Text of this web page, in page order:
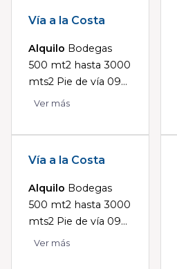
Vía a la Costa
Alquilo Bodegas
500 mt2 hasta 3000
mts2 Pie de vía 09...
Ver más
Vía a la Costa
Alquilo Bodegas
500 mt2 hasta 3000
mts2 Pie de vía 09...
Ver más